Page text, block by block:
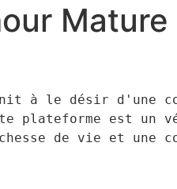
à le désir d'une
plateforme est un
de vie et une